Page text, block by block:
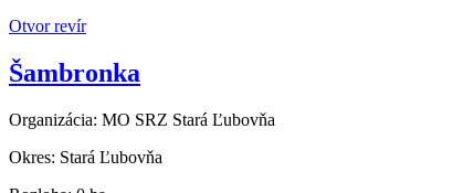
Otvor revír
Šambronka
Organizácia: MO SRZ Stará Ľubovňa
Okres: Stará Ľubovňa